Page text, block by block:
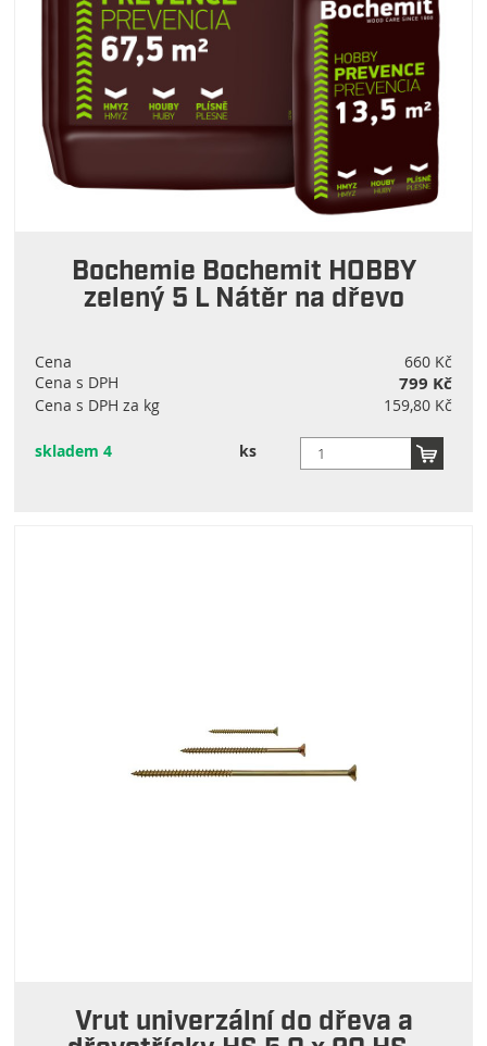
Bochemie Bochemit HOBBY
zelený 5 L Nátěr na dřevo
Cena
660 Kč
Cena s DPH
799 Kč
Cena s DPH za kg 159,80 Kč
skladem 4 ks
Vrut univerzální do dřeva a